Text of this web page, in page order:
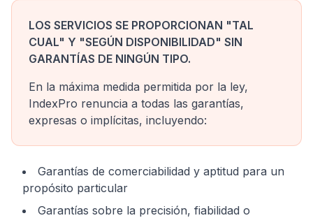
LOS SERVICIOS SE PROPORCIONAN "TAL
CUAL" Y "SEGÚN DISPONIBILIDAD" SIN
GARANTÍAS DE NINGÚN TIPO.
En la máxima medida permitida por la ley,
IndexPro renuncia a todas las garantías,
expresas o implícitas, incluyendo:
Garantías de comerciabilidad y aptitud para un
propósito particular
Garantías sobre la precisión, fiabilidad o